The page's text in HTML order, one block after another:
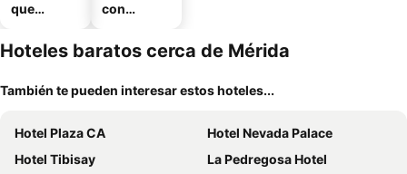
que
mascotas
con
miento
Hoteles baratos cerca de Mérida
También te pueden interesar estos hoteles...
Hotel Plaza CA
Hotel Nevada Palace
Hotel Tibisay
La Pedregosa Hotel